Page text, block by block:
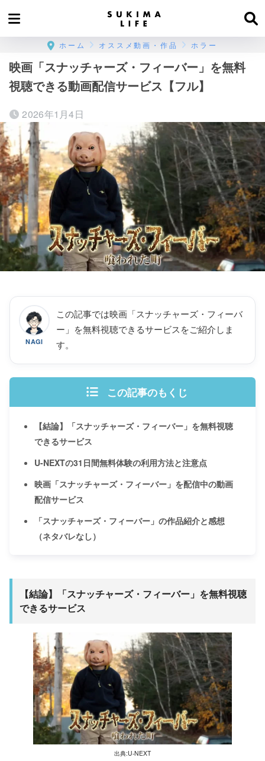
ホーム オススメ動画・作品 ホラー
映画「スナッチャーズ・フィーバー」を無料
視聴できる動画配信サービス【フル】
2026年1月4日
NAGI
この記事では映画「スナッチャーズ・フィーバ
ー」を無料視聴できるサービスをご紹介しま
す。
この記事のもくじ
【結論】「スナッチャーズ・フィーバー」を無料視聴
できるサービス
U-NEXTの31日間無料体験の利用方法と注意点
映画「スナッチャーズ・フィーバー」を配信中の動画
配信サービス
「スナッチャーズ・フィーバー」の作品紹介と感想
（ネタバレなし）
【結論】「スナッチャーズ・フィーバー」を無料視聴
できるサービス
出典:U-NEXT